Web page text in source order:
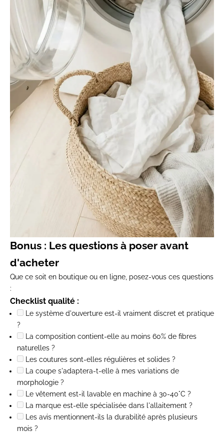
Bonus : Les questions à poser avant
d'acheter
Que ce soit en boutique ou en ligne, posez-vous ces questions
:
Checklist qualité :
Le système d'ouverture est-il vraiment discret et pratique
?
La composition contient-elle au moins 60% de fibres
naturelles ?
Les coutures sont-elles régulières et solides ?
La coupe s'adaptera-t-elle à mes variations de
morphologie ?
Le vêtement est-il lavable en machine à 30-40°C ?
La marque est-elle spécialisée dans l'allaitement ?
Les avis mentionnent-ils la durabilité après plusieurs
mois ?